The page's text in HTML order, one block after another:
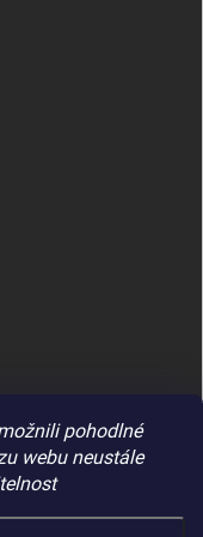
pohodlné
webu neustále